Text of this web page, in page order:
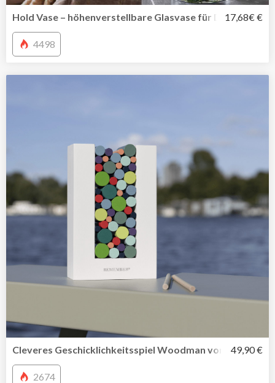
Hold Vase – höhenverstellbare Glasvase für Deine17,68€ €
4498
Cleveres Geschicklichkeitsspiel Woodman von 49,90 €
2674